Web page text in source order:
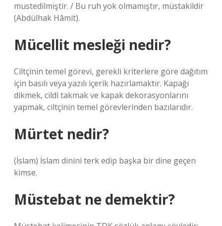
mustedilmiştir. / Bu ruh yok olmamıştır, müstakildir
(Abdülhak Hâmit).
Mücellit mesleği nedir?
Ciltçinin temel görevi, gerekli kriterlere göre dağıtım
için basılı veya yazılı içerik hazırlamaktır. Kapağı
dikmek, cildi takmak ve kapak dekorasyonlarını
yapmak, ciltçinin temel görevlerinden bazılarıdır.
Mürtet nedir?
(İslam) İslam dinini terk edip başka bir dine geçen
kimse.
Müstebat ne demektir?